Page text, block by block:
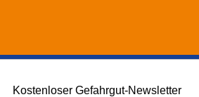
Kostenloser Gefahrgut-Newsletter